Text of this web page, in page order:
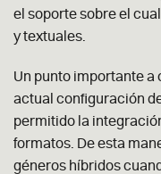
el soporte sobre el
y textuales.
Un punto importante a
actual configuración
permitido la
formatos. De esta
géneros híbridos